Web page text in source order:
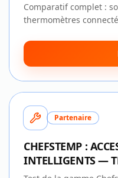
Comparatif complet :
thermomètres
Partenaire
CHEFSTEMP :
INTELLIGENTS —